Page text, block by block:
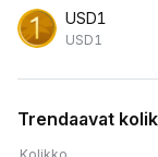
USD1
USD1
Trendaavat